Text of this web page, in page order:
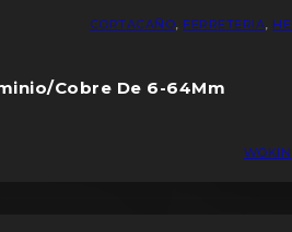
CORTACAÑO, FERRETERIA,
Cobre De 6-64Mm
WOKIN